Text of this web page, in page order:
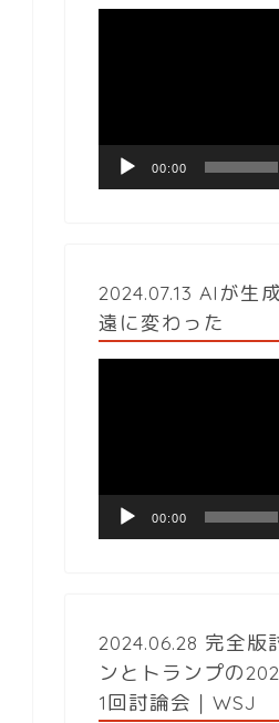
ヤ
00:00
2024.07.13 AIが生
遠に変わった
ヤ
00:00
2024.06.28 完全版
ンとトランプの
1回討論会｜WSJ